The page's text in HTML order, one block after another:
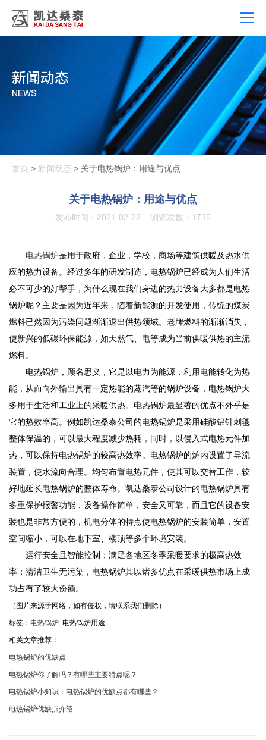
新闻动态
NEWS
首页 > 新闻动态 > 关于电热锅炉：用途与优点
关于电热锅炉：用途与优点
发布时间：2021-02-22 浏览次数：1735
电热锅炉是用于政府，企业，学校，商场等建筑供暖及热水供
应的热力设备。经过多年的研发制造，电热锅炉已经成为人们生活
必不可少的好帮手，为什么现在我们身边的热力设备大多都是电热
锅炉呢？主要是因为近年来，随着新能源的开发使用，传统的煤炭
燃料已然因为污染问题渐渐退出供热领域。老牌燃料的渐渐消失，
使新兴的低碳环保能源，如天然气、电等成为当前供暖供热的主流
燃料。
电热锅炉，顾名思义，它是以电力为能源，利用电能转化为热
能，从而向外输出具有一定热能的蒸汽等的锅炉设备，电热锅炉大
多用于生活和工业上的采暖供热。电热锅炉最显著的优点不外乎是
它的热效率高。例如凯达桑泰公司的电热锅炉是采用硅酸铝针刺毯
整体保温的，可以最大程度减少热耗，同时，以侵入式电热元件加
热，可以保持电热锅炉的较高热效率。电热锅炉的炉内设置了导流
装置，使水流向合理。均匀布置电热元件，使其可以交替工作，较
好地延长电热锅炉的整体寿命。凯达桑泰公司设计的电热锅炉具有
多重保护报警功能，设备操作简单，安全又可靠，而且它的设备安
装也是非常方便的，机电分体的特点使电热锅炉的安装简单，安置
空间缩小，可以在地下室、楼顶等多个环境安装。
运行安全且智能控制；满足各地区冬季采暖要求的极高热效
率；清洁卫生无污染，电热锅炉其以诸多优点在采暖供热市场上成
功占有了较大份额。
（图片来源于网络，如有侵权，请联系我们删除）
标签： 电热锅炉 电热锅炉用途
相关文章推荐：
电热锅炉的优缺点
电热锅炉你了解吗？有哪些主要特点呢？
电热锅炉小知识：电热锅炉的优缺点都有哪些？
电热锅炉优缺点介绍